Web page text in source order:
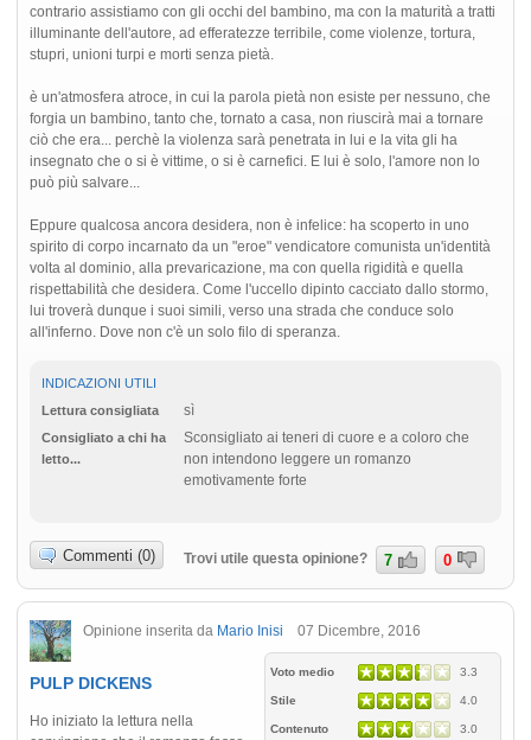
contrario assistiamo con gli occhi del bambino, ma con la maturità a tratti
illuminante dell'autore, ad efferatezze terribile, come violenze, tortura,
stupri, unioni turpi e morti senza pietà.
è un'atmosfera atroce, in cui la parola pietà non esiste per nessuno, che
forgia un bambino, tanto che, tornato a casa, non riuscirà mai a tornare
ciò che era... perchè la violenza sarà penetrata in lui e la vita gli ha
insegnato che o si è vittime, o si è carnefici. E lui è solo, l'amore non lo
può più salvare...
Eppure qualcosa ancora desidera, non è infelice: ha scoperto in uno
spirito di corpo incarnato da un "eroe" vendicatore comunista un'identità
volta al dominio, alla prevaricazione, ma con quella rigidità e quella
rispettabilità che desidera. Come l'uccello dipinto cacciato dallo stormo,
lui troverà dunque i suoi simili, verso una strada che conduce solo
all'inferno. Dove non c'è un solo filo di speranza.
INDICAZIONI UTILI
Lettura consigliata
sì
Consigliato a chi ha
letto...
Sconsigliato ai teneri di cuore e a coloro che
non intendono leggere un romanzo
emotivamente forte
Commenti (0) Trovi utile questa opinione? 7 0
Opinione inserita da Mario Inisi 07 Dicembre, 2016
Voto medio 3.3
Stile 4.0
Contenuto 3.0
PULP DICKENS
Ho iniziato la lettura nella